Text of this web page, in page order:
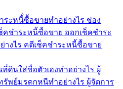
ะหนี้่ซื้อขายทำอย่างไร ช่อง
ชำระหนี้ซื้อขาย ออกเช็คชำระ
างไร คดีเช็คชำระหนี้ซื้อขาย
ดินใส่ชื่อตัวเองทำอย่างไร ผู้
พย์มรดกหนีทำอย่างไร ผู้จัดการ